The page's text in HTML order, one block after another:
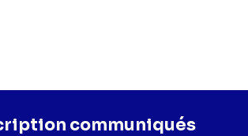
communiqués